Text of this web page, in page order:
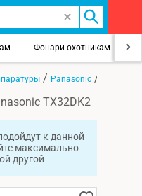
Фонари охотникам
/ Panasonic /
TX32DK2
к данной
максимально
другой